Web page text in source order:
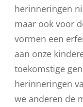
herinneringen
maar ook voor
vormen een
aan onze
toekomstige
herinneringen
we anderen de